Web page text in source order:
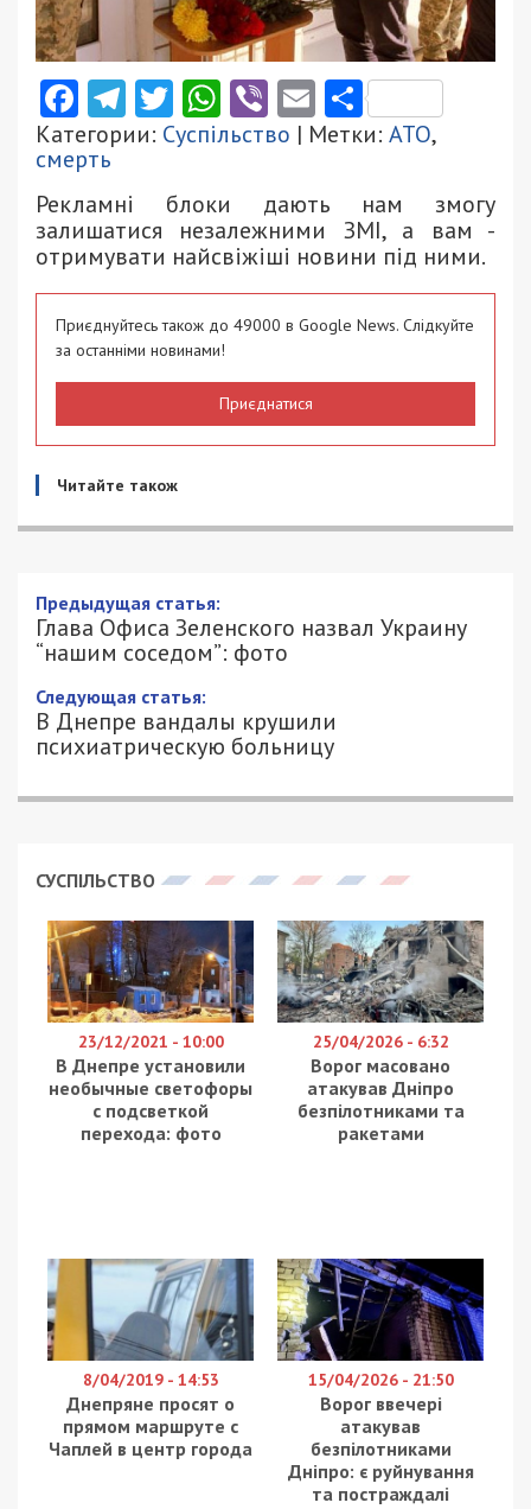
Facebook
Telegram
Twitter
WhatsApp
ViberEmail
Категории: Суспільство | Метки: АТО,
смерть
Рекламні блоки дають нам змогу
залишатися незалежними ЗМІ, а вам -
отримувати найсвіжіші новини під ними.
Приєднуйтесь також до 49000 в Google News. Слідкуйте
за останніми новинами!
Приєднатися
Читайте також
Глава Офиса Зеленского назвал
Украину “нашим соседом”: фото
8/12/2020 - 11:44
АЛЕКСЕЙ ВАЛЕНКО - СПЕЦИАЛЬНО
ДЛЯ 49000.COM.UA
Глава Офиса президента Украины Андрей Ермак
отношений Великобритании Chatham House. Он
своей странице в Facebook написала глава
отдела международного сотрудничества и
коммуникаций Дипломатической академии
Украины имени Геннадия Удовенко при
МИД Екатерина Смаглий.
Ермак рассказывал об отношениях с Россией,
необходимости возвращения военнопленных,
захваченных агрессором и во время спича,
сказал, что “Украина является нашим соседом”. В
сосуществовать. Похожую оговорку некогда
допустил беглый президент Виктор Янукович,
который на пресс-конференции в России назвал
Украину “нашим стратегическим партнером”.
Бабка надвое сказала:
Степанов оценил
карантин выходного дня
Зеленский назвал свое же заявление
“словами поверхностного человека”: